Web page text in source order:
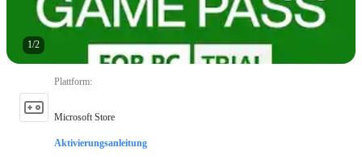
1/2
Plattform:
Microsoft Store
Aktivierungsanleitung